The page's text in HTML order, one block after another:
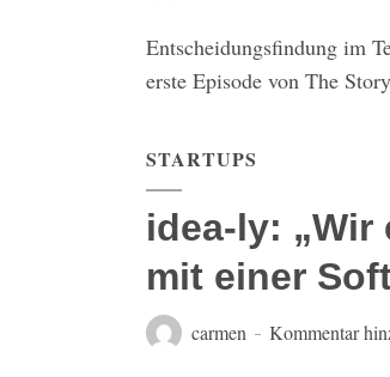
Entscheidungsfindung im
erste Episode von The
STARTUPS
idea-ly: „Wir
mit einer
carmen Kommentar